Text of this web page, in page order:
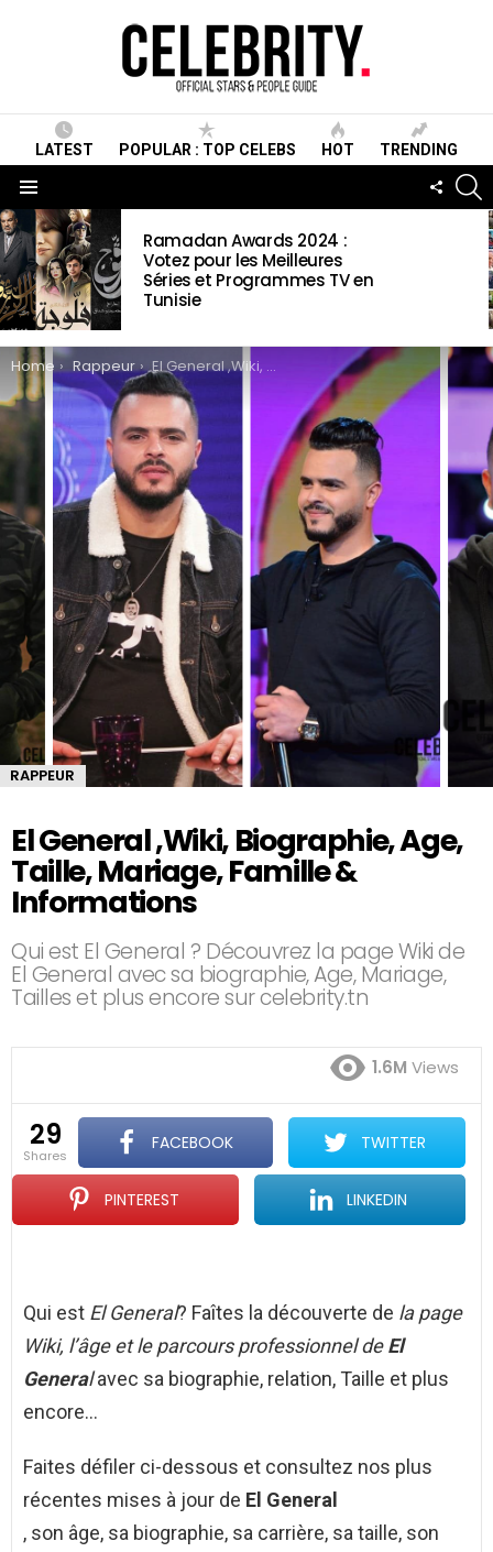
LATEST POPULAR : TOP CELEBS HOT TRENDING
LATEST
STORIES
Ramadan Awards 2024 :
Votez pour les Meilleures
Séries et Programmes TV en
Tunisie
You are here:
Home Rappeur El General ,Wiki, Biographie, Age, Taille, Mariage, Famille & Informations
RAPPEUR
El General ,Wiki, Biographie, Age,
Taille, Mariage, Famille &
Informations
Qui est El General ? Découvrez la page Wiki de
El General avec sa biographie, Age, Mariage,
Tailles et plus encore sur celebrity.tn
1.6M Views
29
shares
FACEBOOK TWITTER
PINTEREST LINKEDIN
Qui est El General? Faîtes la découverte de la page
Wiki, l’âge et le parcours professionnel deEl
Generalavec sa biographie, relation, Taille et plus
encore…
Faites défiler ci-dessous et consultez nos plus
récentes mises à jour de El General
, son âge, sa biographie, sa carrière, sa taille, son